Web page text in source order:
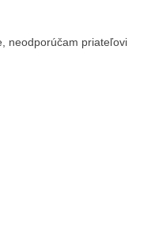
ste
neodporúčam priateľovi